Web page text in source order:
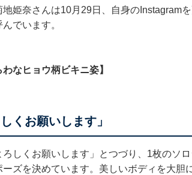
姫奈さんは10月29日、自身のInstagram
でいます。
なヒョウ柄ビキニ姿】
くお願いします」
しくお願いします」とつづり、1枚のソ
ズを決めています。美しいボディを大胆